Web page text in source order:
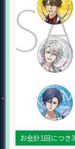
お会計1回につき